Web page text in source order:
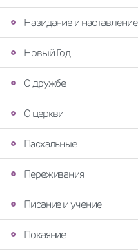
Назидание и наставление
Новый Год
О дружбе
О церкви
Пасхальные
Переживания
Писание и учение
Покаяние